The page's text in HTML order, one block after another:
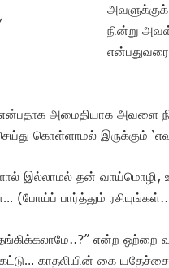
நின்று
என்பதுவரை
அமைதியாக அவளை
செய்து கொள்ளாமல்
இல்லாமல் தன் வாய்மொழி,
(போய்ப் பார்த்தும்
என்ற ஒற்றை
காதலியின் கை